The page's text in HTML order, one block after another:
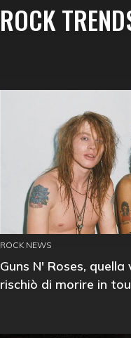
ROCK
ROCK NEWS
Guns N' Roses,
rischiò di morire in